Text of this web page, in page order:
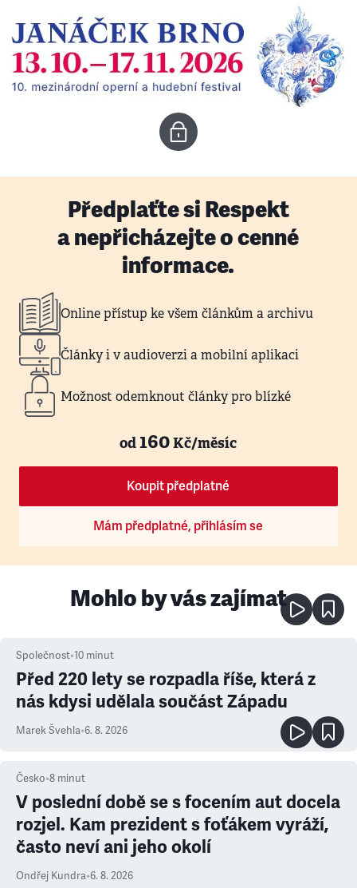
Předplaťte si Respekt
a nepřicházejte o cenné
informace.
Online přístup ke všem článkům a archivu
Články i v audioverzi a mobilní aplikaci
Možnost odemknout články pro blízké
od160Kč/měsíc
Koupit předplatné
Mám předplatné, přihlásím se
Mohlo by vás zajímat
Společnost•10 minut
Před 220 lety se rozpadla říše, která z
nás kdysi udělala součást Západu
Marek Švehla•6. 8. 2026
Česko•8 minut
V poslední době se s focením aut docela
rozjel. Kam prezident s foťákem vyráží,
často neví ani jeho okolí
Ondřej Kundra•6. 8. 2026